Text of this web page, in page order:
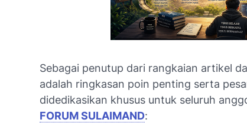
Sebagai penutup dari rangkaian artikel
adalah ringkasan poin penting serta
didedikasikan khusus untuk seluruh
FORUM SULAIMAND: